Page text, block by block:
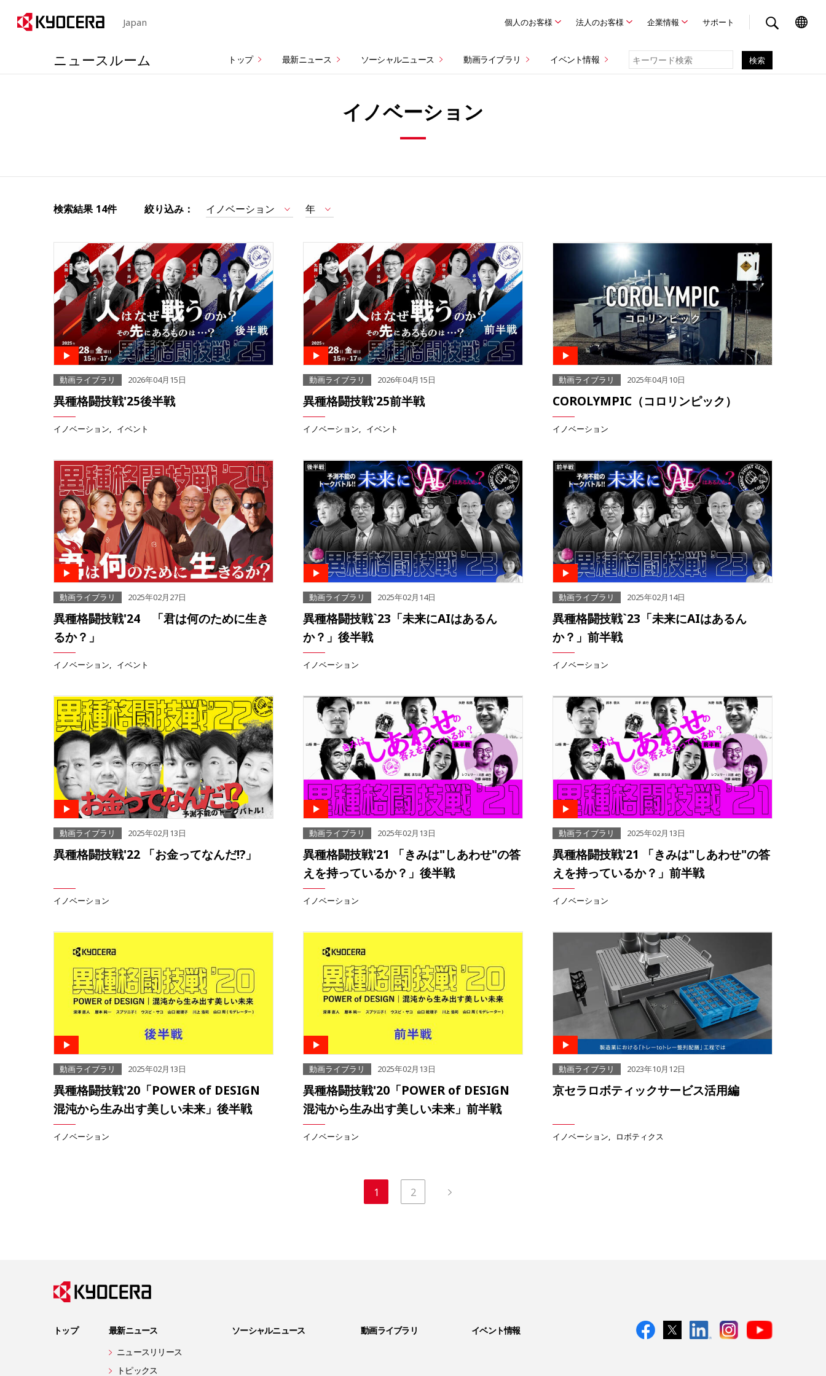
Japan 個人のお客様 法人のお客様 企業情報 サポート
ニュースルーム トップ 最新ニュース ソーシャルニュース 動画ライブラリ イベント情報
イノベーション
検索結果 14件 絞り込み： イノベーション 年
動画ライブラリ 2026年04月15日
異種格闘技戦'25後半戦
イノベーション イベント
動画ライブラリ 2026年04月15日
異種格闘技戦'25前半戦
イノベーション イベント
動画ライブラリ 2025年04月10日
COROLYMPIC（コロリンピック）
イノベーション
動画ライブラリ 2025年02月27日
異種格闘技戦'24 「君は何のために生き
るか？」
イノベーション イベント
動画ライブラリ 2025年02月14日
異種格闘技戦`23「未来にAIはあるん
か？」後半戦
イノベーション
動画ライブラリ 2025年02月14日
異種格闘技戦`23「未来にAIはあるん
か？」前半戦
イノベーション
動画ライブラリ 2025年02月13日
異種格闘技戦'22 「お金ってなんだ!?」
イノベーション
動画ライブラリ 2025年02月13日
異種格闘技戦'21 「きみは"しあわせ"の答
えを持っているか？」後半戦
イノベーション
動画ライブラリ 2025年02月13日
異種格闘技戦'21 「きみは"しあわせ"の答
えを持っているか？」前半戦
イノベーション
動画ライブラリ 2025年02月13日
異種格闘技戦'20「POWER of DESIGN
混沌から生み出す美しい未来」後半戦
イノベーション
動画ライブラリ 2025年02月13日
異種格闘技戦'20「POWER of DESIGN
混沌から生み出す美しい未来」前半戦
イノベーション
動画ライブラリ 2023年10月12日
京セラロボティックサービス活用編
イノベーション ロボティクス
1 2
トップ
最新ニュース
ニュースリリース
トピックス
ソーシャルニュース 動画ライブラリ イベント情報